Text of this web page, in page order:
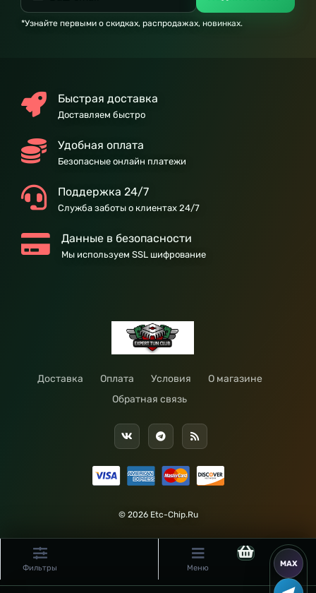
*Узнайте первыми о скидках, распродажах, новинках.
Быстрая доставка
Доставляем быстро
Удобная оплата
Безопасные онлайн платежи
Поддержка 24/7
Служба заботы о клиентах 24/7
Данные в безопасности
Мы используем SSL шифрование
Доставка Оплата Условия
О магазине
Обратная связь
© 2026 Etc-Chip.Ru
Фильтры Меню